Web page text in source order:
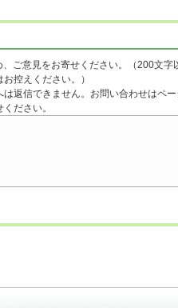
、ご意見をお寄せください。（200文字
控えください。）
返信できません。お問い合わせはペ
ださい。